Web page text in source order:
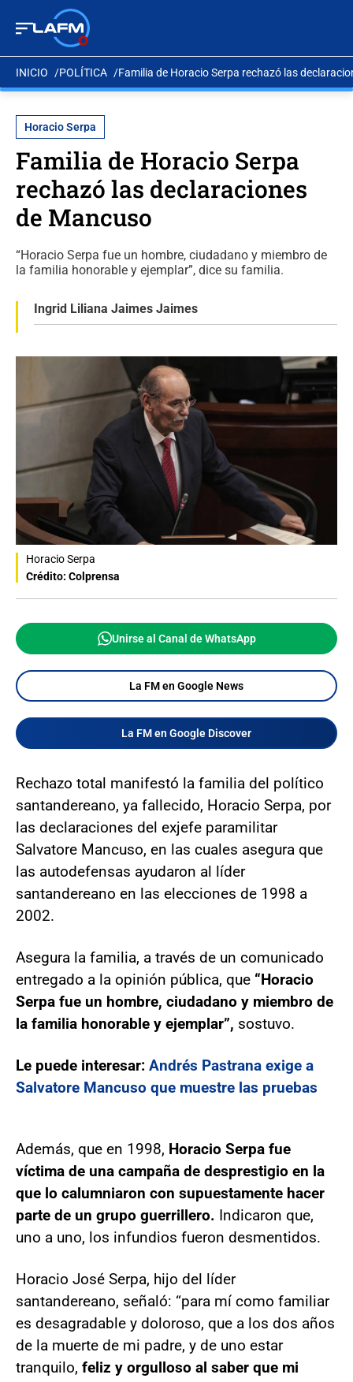
INICIO POLÍTICA Familia de Horacio Serpa rechazó las
Horacio Serpa
Familia de Horacio Serpa
rechazó las declaraciones
de Mancuso
“Horacio Serpa fue un hombre, ciudadano y miembro de
la familia honorable y ejemplar”, dice su familia.
Ingrid Liliana Jaimes Jaimes
Horacio Serpa
Crédito: Colprensa
Unirse al Canal de WhatsApp
La FM en Google News
La FM en Google Discover
Rechazo total manifestó la familia del político
santandereano, ya fallecido, Horacio Serpa, por
las declaraciones del exjefe paramilitar
Salvatore Mancuso, en las cuales asegura que
las autodefensas ayudaron al líder
santandereano en las elecciones de 1998 a
2002.
Asegura la familia, a través de un comunicado
entregado a la opinión pública, que “Horacio
Serpa fue un hombre, ciudadano y miembro de
la familia honorable y ejemplar”, sostuvo.
Le puede interesar: Andrés Pastrana exige a
Salvatore Mancuso que muestre las pruebas
Además, que en 1998, Horacio Serpa fue
víctima de una campaña de desprestigio en la
que lo calumniaron con supuestamente hacer
parte de un grupo guerrillero. Indicaron que,
uno a uno, los infundios fueron desmentidos.
Horacio José Serpa, hijo del líder
santandereano, señaló: “para mí como familiar
es desagradable y doloroso, que a los dos años
de la muerte de mi padre, y de uno estar
tranquilo, feliz y orgulloso al saber que mi